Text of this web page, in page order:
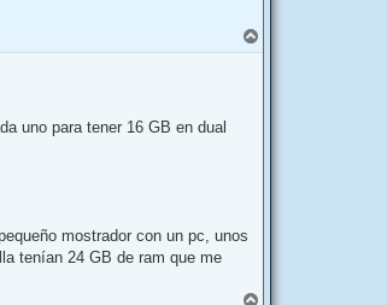
r
uno para tener 16 GB en dual
mostrador con un pc, unos
tenían 24 GB de ram que me